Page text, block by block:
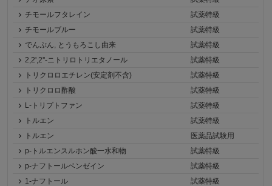
チモールフタレイン
試薬特級
チモールブルー
試薬特級
でんぷん, とうもろこし由来
試薬特級
2,2',2''-ニトリロトリエタノール
試薬特級
トリクロロエチレン(安定剤不含)
試薬特級
トリクロロ酢酸
試薬特級
L-トリプトファン
試薬特級
トルエン
試薬特級
トルエン
医薬品試験用
p-トルエンスルホン酸一水和物
試薬特級
p-ナフトールベンゼイン
試薬特級
1-ナフトール
試薬特級